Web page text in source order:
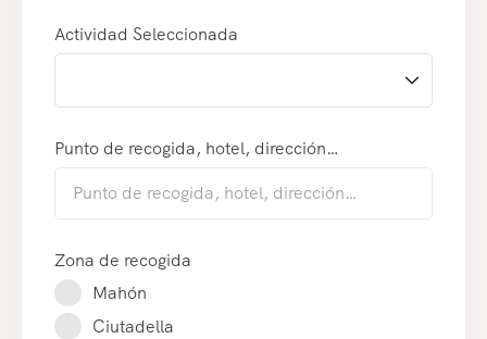
Actividad Seleccionada
Punto de recogida, hotel, dirección…
Zona de recogida
Mahón
Ciutadella